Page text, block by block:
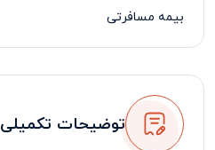
بیمه مسافرتی
لیدر مسافرتی فارسی زبان
توضیحات تکمیلی